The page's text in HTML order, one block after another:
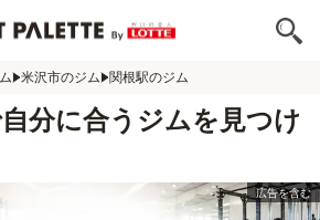
米沢市のジム 関根駅のジム
分に合うジムを見つけ